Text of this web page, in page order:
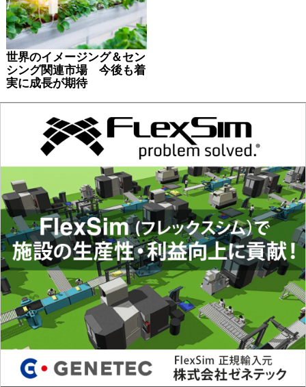
世界のイメージング＆セン
シング関連市場 今後も着
実に成長が期待